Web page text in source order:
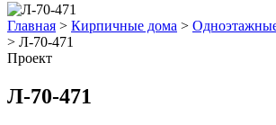
Главная > Кирпичные дома >
> Л-70-471
Проект
Л-70-471